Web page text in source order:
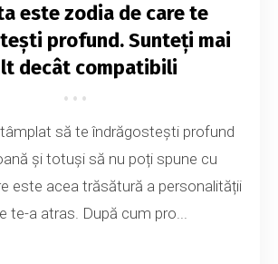
este zodia de care te
profund. Sunteți mai
decât compatibili
să te îndrăgostești profund
și totuși să nu poți spune cu
este acea trăsătură a personalității
te-a atras. După cum pro...